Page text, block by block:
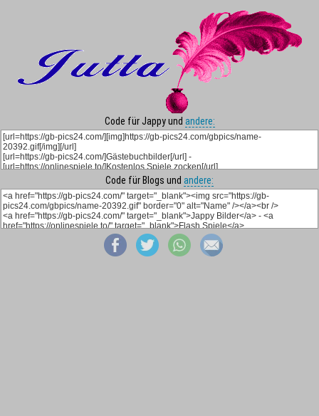
Code für Jappy und andere:
Code für Blogs und andere: